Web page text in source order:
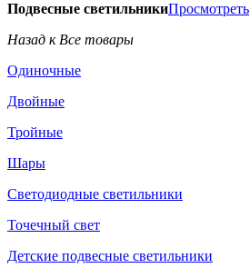
Подвесные светильникиПросмотреть
Назад к Все товары
Одиночные
Двойные
Тройные
Шары
Светодиодные светильники
Точечный свет
Детские подвесные светильники